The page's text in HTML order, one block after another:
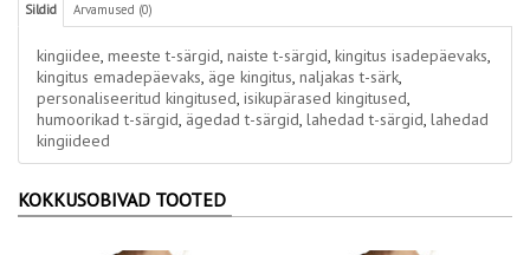
Sildid Arvamused (0)
kingiidee, meeste t-särgid, naiste t-särgid, kingitus isadepäevaks,
kingitus emadepäevaks, äge kingitus, naljakas t-särk,
personaliseeritud kingitused, isikupärased kingitused,
humoorikad t-särgid, ägedad t-särgid, lahedad t-särgid, lahedad
kingiideed
KOKKUSOBIVAD TOOTED